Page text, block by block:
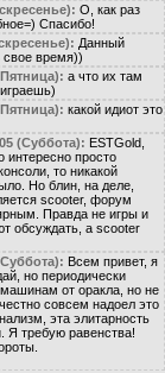
О, как раз
Спасибо!
Данный
свое время))
а что их там
какой идиот это
(Суббота): ESTGold,
просто
то никакой
Но блин, на деле,
scooter, форум
Правда не игры и
обсуждать, а scooter
Всем привет, я
но периодически
от оракла, но не
совсем надоел это
эта элитарность
Я требую равенства!